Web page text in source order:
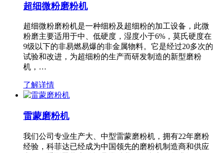
超细微粉磨粉机
超细微粉磨粉机是一种细粉及超细粉的加工设备，此微
粉磨主要适用于中、低硬度，湿度小于6%，莫氏硬度在
9级以下的非易燃易爆的非金属物料。它是经过20多次的
试验和改进，为超细粉的生产而研发制造的新型磨粉
机，…
了解详情
雷蒙磨粉机
我们公司专业生产大、中型雷蒙磨粉机，拥有22年磨粉
经验，科菲达已经成为中国领先的磨粉机制造商和供应